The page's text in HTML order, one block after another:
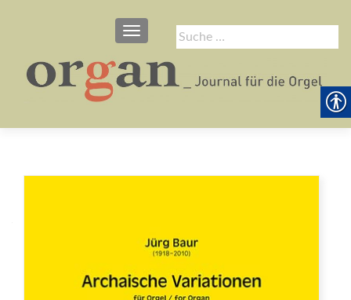
Suche
nach:
SCHALTE NAVIGATION